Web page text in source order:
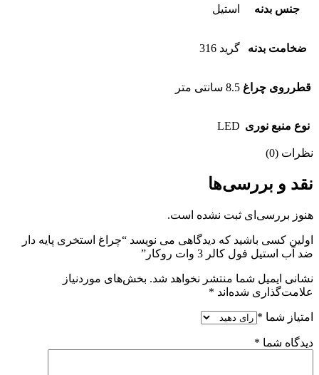
جنس بدنه استیل
ضخامت بدنه گرید 316
قطرروی چراغ 8.5 سانتی متر
نوع منبع نوری LED
نظرات (0)
نقد و بررسی‌ها
هنوز بررسی‌ای ثبت نشده است.
اولین کسی باشید که دیدگاهی می نویسد “چراغ استخری پایه دار
ضد آب استیل فول کالر 3 وات روکار”
نشانی ایمیل شما منتشر نخواهد شد. بخش‌های موردنیاز
علامت‌گذاری شده‌اند *
امتیاز شما *
دیدگاه شما *